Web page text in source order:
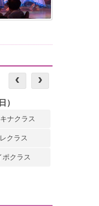
）
ナクラス
クラス
ポクラス